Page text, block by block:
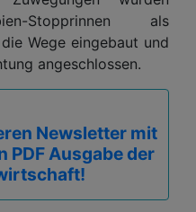
Stopprinnen als
Wege eingebaut und
angeschlossen.
Newsletter mit
PDF Ausgabe der